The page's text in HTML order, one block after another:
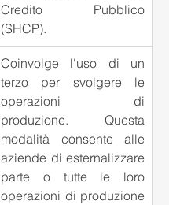
Credito Pubblico
(SHCP).
Coinvolge l'uso di un
terzo per svolgere le
operazioni di
produzione. Questa
modalità consente alle
aziende di esternalizzare
parte o tutte le loro
operazioni di produzione